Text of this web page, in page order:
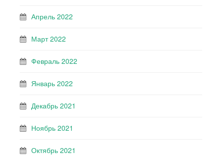
Апрель 2022
Март 2022
Февраль 2022
Январь 2022
Декабрь 2021
Ноябрь 2021
Октябрь 2021